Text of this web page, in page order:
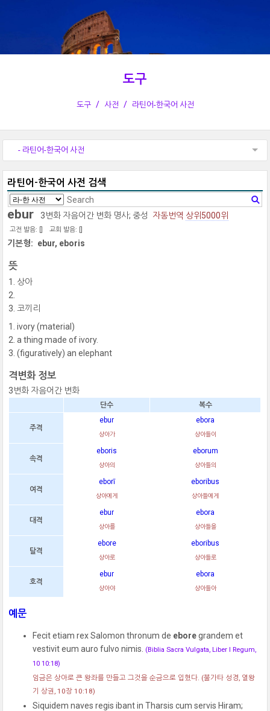
도구
도구 사전 라틴어-한국어 사전
- 라틴어-한국어 사전
라틴어-한국어 사전 검색
ebur 3변화 자음어간 변화 명사; 중성 자동번역 상위5000위
고전 발음: [] 교회 발음: []
기본형: ebur, eboris
뜻
상아
코끼리
ivory (material)
a thing made of ivory.
(figuratively) an elephant
격변화 정보
3변화 자음어간 변화
단수 복수
주격
ebur
상아가
ebora
상아들이
속격
eboris
상아의
eborum
상아들의
여격
eborī
상아에게
eboribus
상아들에게
대격
ebur
상아를
ebora
상아들을
탈격
ebore
상아로
eboribus
상아들로
호격
ebur
상아야
ebora
상아들아
예문
Fecit etiam rex Salomon thronum de eboregrandem et
vestivit eum auro fulvo nimis. (Biblia Sacra Vulgata, Liber I Regum,
10 10:18)
임금은 상아로 큰 왕좌를 만들고 그것을 순금으로 입혔다. (불가타 성경, 열왕
기 상권, 10장 10:18)
Siquidem naves regis ibant in Tharsis cum servis Hiram;